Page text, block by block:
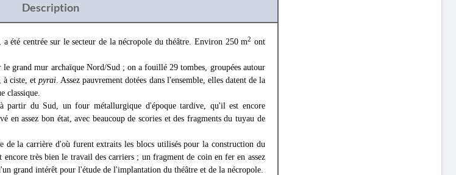
Description
été centrée sur le secteur de la nécropole du théâtre. Environ 250 m2 ont
le grand mur archaïque Nord/Sud ; on a fouillé 29 tombes, groupées autour
à ciste, etpyrai. Assez pauvrement dotées dans l'ensemble, elles datent de la
classique.
partir du Sud, un four métallurgique d'époque tardive, qu'il est encore
en assez bon état, avec beaucoup de scories et des fragments du tuyau de
de la carrière d'où furent extraits les blocs utilisés pour la construction du
très bien le travail des carriers ; un fragment de coin en fer en assez
grand intérêt pour l'étude de l'implantation du théâtre et de la nécropole.